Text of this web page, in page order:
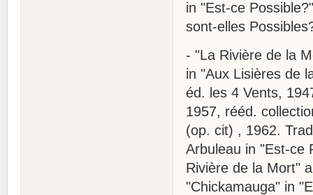
in "Est-ce
sont-elles
- "La Rivière de la
in "Aux Lisières de
éd. les 4 Vents,
1957, rééd.
(op. cit) , 1962.
Arbuleau in "Est-ce
Rivière de la Mort"
"Chickamauga" in